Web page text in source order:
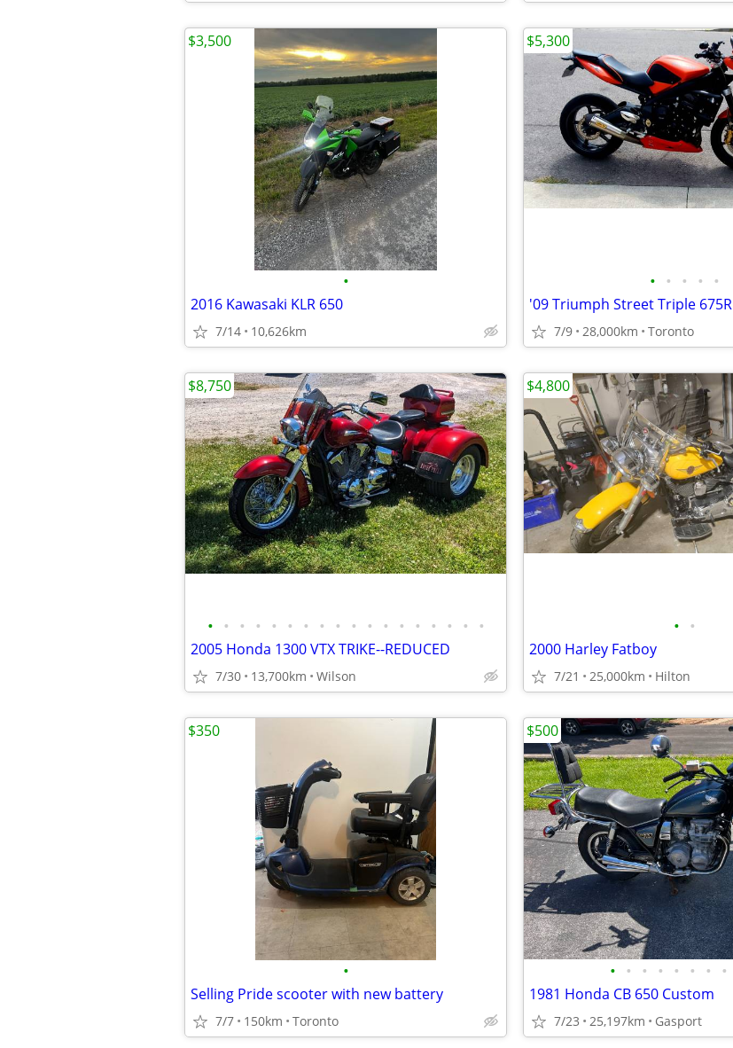
•
2016 Kawasaki KLR 650
7/14 10,626km
$3,500
• • • • •
'09 Triumph Street Triple 675R
7/9 28,000km Toronto
$5,300
• • • • • • • • • • • • • • • • • •
2005 Honda 1300 VTX TRIKE--REDUCED
7/30 13,700km Wilson
$8,750
• •
2000 Harley Fatboy
7/21 25,000km Hilton
$4,800
•
Selling Pride scooter with new battery
7/7 150km Toronto
$350
• • • • • • • •
1981 Honda CB 650 Custom
7/23 25,197km Gasport
$500